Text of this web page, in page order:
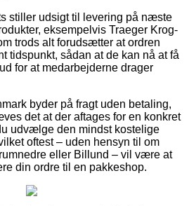
stiller udsigt til levering på næste
eksempelvis Traeger Krog-
trods alt forudsætter at ordren
tidspunkt, sådan at de kan nå at få
for at medarbejderne drager
byder på fragt uden betaling,
det at der aftages for en konkret
udvælge den mindst kostelige
oftest – uden hensyn til om
eller Billund – vil være at
din ordre til en pakkeshop.